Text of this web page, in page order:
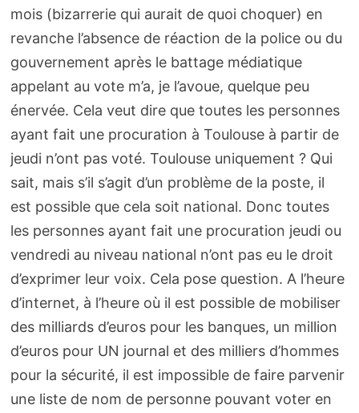
mois (bizarrerie qui aurait de quoi choquer) en
revanche l’absence de réaction de la police ou du
gouvernement après le battage médiatique
appelant au vote m’a, je l’avoue, quelque peu
énervée. Cela veut dire que toutes les personnes
ayant fait une procuration à Toulouse à partir de
jeudi n’ont pas voté. Toulouse uniquement ? Qui
sait, mais s’il s’agit d’un problème de la poste, il
est possible que cela soit national. Donc toutes
les personnes ayant fait une procuration jeudi ou
vendredi au niveau national n’ont pas eu le droit
d’exprimer leur voix. Cela pose question. A l’heure
d’internet, à l’heure où il est possible de mobiliser
des milliards d’euros pour les banques, un million
d’euros pour UN journal et des milliers d’hommes
pour la sécurité, il est impossible de faire parvenir
une liste de nom de personne pouvant voter en